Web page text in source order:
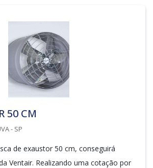
50 CM
- SP
de exaustor 50 cm, conseguirá
Ventair. Realizando uma cotação por